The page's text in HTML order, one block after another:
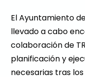
El Ayuntamiento
llevado a cabo
colaboración de
planificación y
necesarias tras